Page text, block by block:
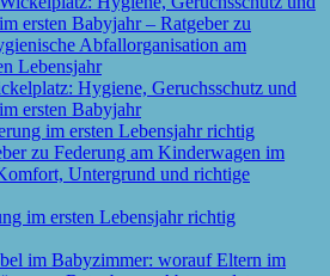
Hygiene, Geruchsschutz und
ersten Babyjahr
im ersten Lebensjahr richtig